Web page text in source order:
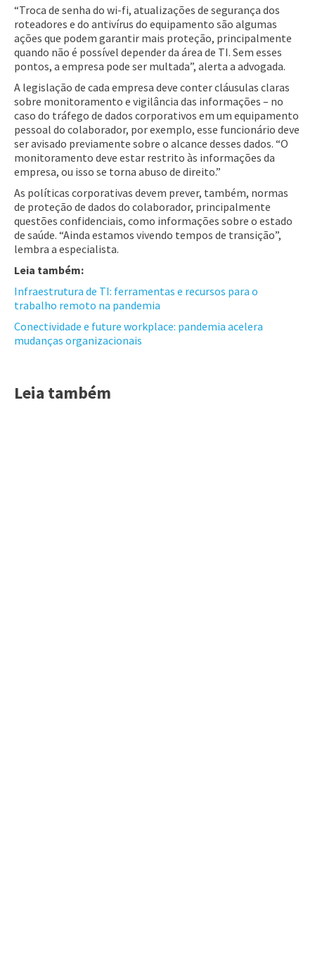
“Troca de senha do wi-fi, atualizações de segurança dos
roteadores e do antivírus do equipamento são algumas
ações que podem garantir mais proteção, principalmente
quando não é possível depender da área de TI. Sem esses
pontos, a empresa pode ser multada”, alerta a advogada.
A legislação de cada empresa deve conter cláusulas claras
sobre monitoramento e vigilância das informações – no
caso do tráfego de dados corporativos em um equipamento
pessoal do colaborador, por exemplo, esse funcionário deve
ser avisado previamente sobre o alcance desses dados. “O
monitoramento deve estar restrito às informações da
empresa, ou isso se torna abuso de direito.”
As políticas corporativas devem prever, também, normas
de proteção de dados do colaborador, principalmente
questões confidenciais, como informações sobre o estado
de saúde. “Ainda estamos vivendo tempos de transição”,
lembra a especialista.
Leia também:
Infraestrutura de TI: ferramentas e recursos para o
trabalho remoto na pandemia
Conectividade e future workplace: pandemia acelera
mudanças organizacionais
Leia também